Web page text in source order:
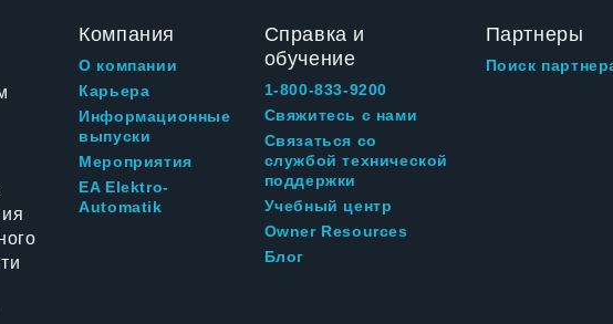
Компания
О компании
Карьера
Информационные
выпуски
Мероприятия
EA Elektro-
Automatik
Справка и
обучение
1-800-833-9200
Свяжитесь с нами
Связаться со
службой технической
поддержки
Учебный центр
Owner Resources
Блог
Партнеры
Поиск